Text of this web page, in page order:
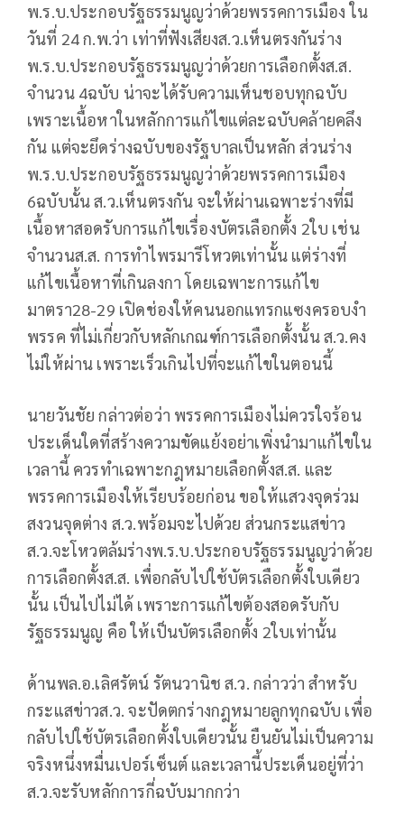
พ.ร.บ.ประกอบรัฐธรรมนูญว่าด้วยพรรคการเมือง ใน
วันที่ 24 ก.พ.ว่า เท่าที่ฟังเสียงส.ว.เห็นตรงกันร่าง
พ.ร.บ.ประกอบรัฐธรรมนูญว่าด้วยการเลือกตั้งส.ส.
จำนวน 4ฉบับ น่าจะได้รับความเห็นชอบทุกฉบับ
เพราะเนื้อหาในหลักการแก้ไขแต่ละฉบับคล้ายคลึง
กัน แต่จะยึดร่างฉบับของรัฐบาลเป็นหลัก ส่วนร่าง
พ.ร.บ.ประกอบรัฐธรรมนูญว่าด้วยพรรคการเมือง
6ฉบับนั้น ส.ว.เห็นตรงกัน จะให้ผ่านเฉพาะร่างที่มี
เนื้อหาสอดรับการแก้ไขเรื่องบัตรเลือกตั้ง 2ใบ เช่น
จำนวนส.ส. การทำไพรมารีโหวตเท่านั้น แต่ร่างที่
แก้ไขเนื้อหาที่เกินลงกา โดยเฉพาะการแก้ไข
มาตรา28-29 เปิดช่องให้คนนอกแทรกแซงครอบงำ
พรรค ที่ไม่เกี่ยวกับหลักเกณฑ์การเลือกตั้งนั้น ส.ว.คง
ไม่ให้ผ่าน เพราะเร็วเกินไปที่จะแก้ไขในตอนนี้
นายวันชัย กล่าวต่อว่า พรรคการเมืองไม่ควรใจร้อน
ประเด็นใดที่สร้างความขัดแย้งอย่าเพิ่งนำมาแก้ไขใน
เวลานี้ ควรทำเฉพาะกฎหมายเลือกตั้งส.ส. และ
พรรคการเมืองให้เรียบร้อยก่อน ขอให้แสวงจุดร่วม
สงวนจุดต่าง ส.ว.พร้อมจะไปด้วย ส่วนกระแสข่าว
ส.ว.จะโหวตล้มร่างพ.ร.บ.ประกอบรัฐธรรมนูญว่าด้วย
การเลือกตั้งส.ส. เพื่อกลับไปใช้บัตรเลือกตั้งใบเดียว
นั้น เป็นไปไม่ได้ เพราะการแก้ไขต้องสอดรับกับ
รัฐธรรมนูญ คือ ให้เป็นบัตรเลือกตั้ง 2ใบเท่านั้น
ด้านพล.อ.เลิศรัตน์ รัตนวานิช ส.ว. กล่าวว่า สำหรับ
กระแสข่าวส.ว. จะปัดตกร่างกฎหมายลูกทุกฉบับ เพื่อ
กลับไปใช้บัตรเลือกตั้งใบเดียวนั้น ยืนยันไม่เป็นความ
จริงหนึ่งหมื่นเปอร์เซ็นต์ และเวลานี้ประเด็นอยู่ที่ว่า
ส.ว.จะรับหลักการกี่ฉบับมากกว่า